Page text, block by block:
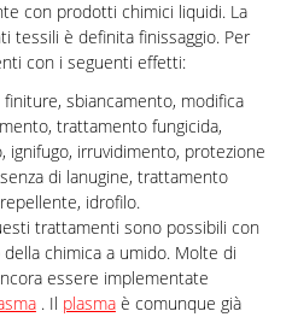
con prodotti chimici liquidi. La
tessili è definita finissaggio. Per
con i seguenti effetti:
sbiancamento, modifica
trattamento fungicida,
ignifugo, irruvidimento, protezione
di lanugine, trattamento
idrofilo.
trattamenti sono possibili con
chimica a umido. Molte di
essere implementate
. Il plasmaè comunque già